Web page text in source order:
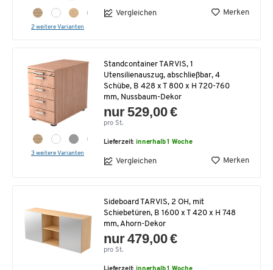
2 weitere Varianten
Vergleichen Merken
3 weitere Varianten
Standcontainer TARVIS, 1
Utensilienauszug, abschließbar, 4
Schübe, B 428 x T 800 x H 720-760
mm, Nussbaum-Dekor
nur 529,00 €
pro St.
Lieferzeit:innerhalb 1 Woche
Vergleichen Merken
Sideboard TARVIS, 2 OH, mit
Schiebetüren, B 1600 x T 420 x H 748
mm, Ahorn-Dekor
nur 479,00 €
pro St.